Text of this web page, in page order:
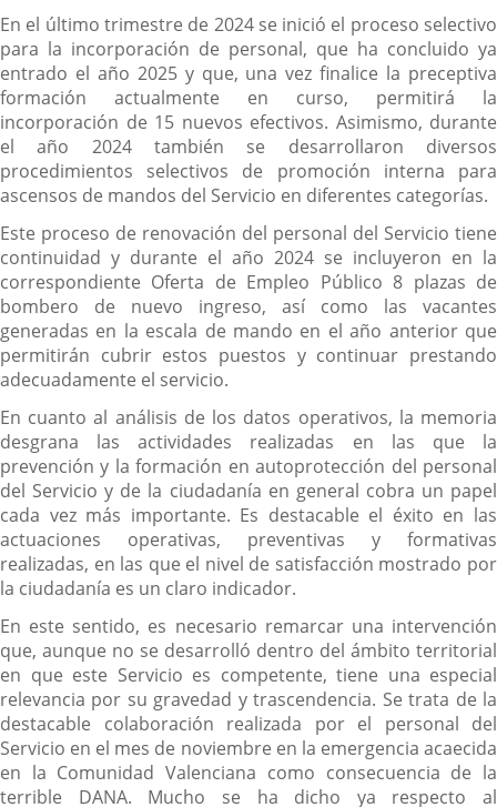
En el último trimestre de 2024 se inició el proceso selectivo
para la incorporación de personal, que ha concluido ya
entrado el año 2025 y que, una vez finalice la preceptiva
formación actualmente en curso, permitirá la
incorporación de 15 nuevos efectivos. Asimismo, durante
el año 2024 también se desarrollaron diversos
procedimientos selectivos de promoción interna para
ascensos de mandos del Servicio en diferentes categorías.
Este proceso de renovación del personal del Servicio tiene
continuidad y durante el año 2024 se incluyeron en la
correspondiente Oferta de Empleo Público 8 plazas de
bombero de nuevo ingreso, así como las vacantes
generadas en la escala de mando en el año anterior que
permitirán cubrir estos puestos y continuar prestando
adecuadamente el servicio.
En cuanto al análisis de los datos operativos, la memoria
desgrana las actividades realizadas en las que la
prevención y la formación en autoprotección del personal
del Servicio y de la ciudadanía en general cobra un papel
cada vez más importante. Es destacable el éxito en las
actuaciones operativas, preventivas y formativas
realizadas, en las que el nivel de satisfacción mostrado por
la ciudadanía es un claro indicador.
En este sentido, es necesario remarcar una intervención
que, aunque no se desarrolló dentro del ámbito territorial
en que este Servicio es competente, tiene una especial
relevancia por su gravedad y trascendencia. Se trata de la
destacable colaboración realizada por el personal del
Servicio en el mes de noviembre en la emergencia acaecida
en la Comunidad Valenciana como consecuencia de la
terrible DANA. Mucho se ha dicho ya respecto al